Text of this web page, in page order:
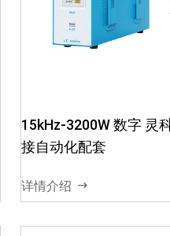
15kHz-3200W 数字 灵
接自动化配套
详情介绍
15kHz-2600W 模拟 灵
可长时间工作02、电
电路设计，减少超声电
智能软件调频，保障电
能器谐振频率04、电...